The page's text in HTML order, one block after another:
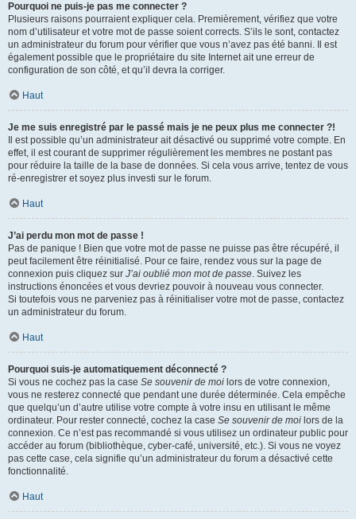
Pourquoi ne puis-je pas me connecter ?
Plusieurs raisons pourraient expliquer cela. Premièrement, vérifiez que votre
nom d’utilisateur et votre mot de passe soient corrects. S’ils le sont, contactez
un administrateur du forum pour vérifier que vous n’avez pas été banni. Il est
également possible que le propriétaire du site Internet ait une erreur de
configuration de son côté, et qu’il devra la corriger.
Haut
Je me suis enregistré par le passé mais je ne peux plus me connecter ?!
Il est possible qu’un administrateur ait désactivé ou supprimé votre compte. En
effet, il est courant de supprimer régulièrement les membres ne postant pas
pour réduire la taille de la base de données. Si cela vous arrive, tentez de vous
ré-enregistrer et soyez plus investi sur le forum.
Haut
J’ai perdu mon mot de passe !
Pas de panique ! Bien que votre mot de passe ne puisse pas être récupéré, il
peut facilement être réinitialisé. Pour ce faire, rendez vous sur la page de
connexion puis cliquez sur J’ai oublié mon mot de passe. Suivez les
instructions énoncées et vous devriez pouvoir à nouveau vous connecter.
Si toutefois vous ne parveniez pas à réinitialiser votre mot de passe, contactez
un administrateur du forum.
Haut
Pourquoi suis-je automatiquement déconnecté ?
Si vous ne cochez pas la case Se souvenir de moi lors de votre connexion,
vous ne resterez connecté que pendant une durée déterminée. Cela empêche
que quelqu’un d’autre utilise votre compte à votre insu en utilisant le même
ordinateur. Pour rester connecté, cochez la case Se souvenir de moi lors de la
connexion. Ce n’est pas recommandé si vous utilisez un ordinateur public pour
accéder au forum (bibliothèque, cyber-café, université, etc.). Si vous ne voyez
pas cette case, cela signifie qu’un administrateur du forum a désactivé cette
fonctionnalité.
Haut